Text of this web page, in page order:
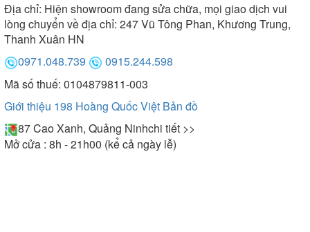
Địa chỉ: Hiện showroom đang sửa chữa, mọi giao dịch vui
lòng chuyển về địa chỉ: 247 Vũ Tông Phan, Khương Trung,
Thanh Xuân HN
0971.048.739
0915.244.598
Mã số thuế: 0104879811-003
Giới thiệu 198 Hoàng Quốc Việt Bản đồ
87 Cao Xanh, Quảng Ninhchi tiết >>
Mở cửa : 8h - 21h00 (kể cả ngày lễ)